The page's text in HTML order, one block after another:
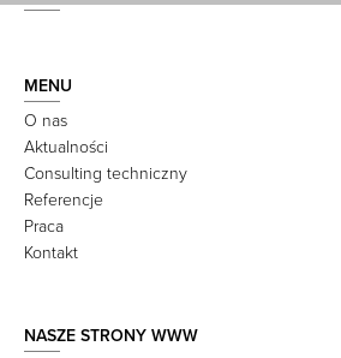
MENU
O nas
Aktualności
Consulting techniczny
Referencje
Praca
Kontakt
NASZE STRONY WWW